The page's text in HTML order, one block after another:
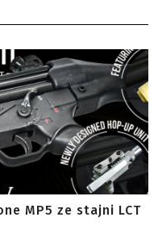
MP5 ze stajni LCT